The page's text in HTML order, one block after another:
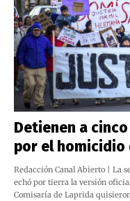
Detienen a
por el homicidio
Redacción Canal Abierto | La
echó por tierra la versión
Comisaría de Laprida